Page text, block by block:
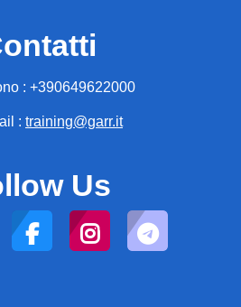
: +390649622000
: training@garr.it
Us